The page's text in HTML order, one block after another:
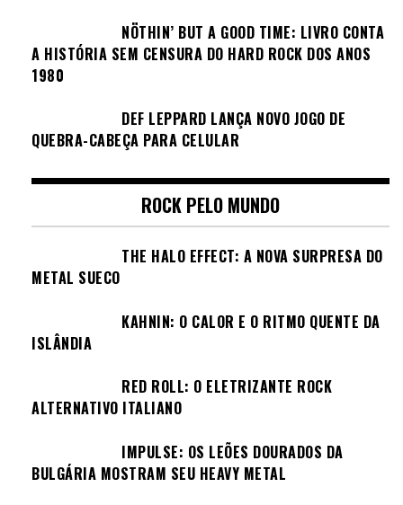
NÖTHIN’ BUT A GOOD TIME: LIVRO CONTA
A HISTÓRIA SEM CENSURA DO HARD ROCK DOS ANOS
1980
DEF LEPPARD LANÇA NOVO JOGO DE
QUEBRA-CABEÇA PARA CELULAR
ROCK PELO MUNDO
THE HALO EFFECT: A NOVA SURPRESA DO
METAL SUECO
KAHNIN: O CALOR E O RITMO QUENTE DA
ISLÂNDIA
RED ROLL: O ELETRIZANTE ROCK
ALTERNATIVO ITALIANO
IMPULSE: OS LEÕES DOURADOS DA
BULGÁRIA MOSTRAM SEU HEAVY METAL